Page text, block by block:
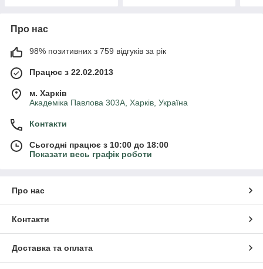
Про нас
98% позитивних з 759 відгуків за рік
Працює з 22.02.2013
м. Харків
Академіка Павлова 303А, Харків, Україна
Контакти
Сьогодні працює з 10:00 до 18:00
Показати весь графік роботи
Про нас
Контакти
Доставка та оплата